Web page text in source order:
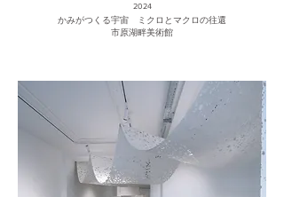
2024
かみがつくる宇宙 ミクロとマクロの往還
市原湖畔美術館